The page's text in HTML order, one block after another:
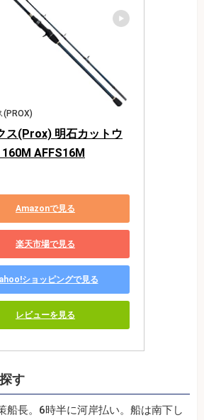
(PROX)
ス(Prox) 明石カットウ
AFFS16M
Amazonで見る
楽天市場で見る
ショッピングで見る
レビューを見る
す
船長。6時半に河岸払い。船は南下し